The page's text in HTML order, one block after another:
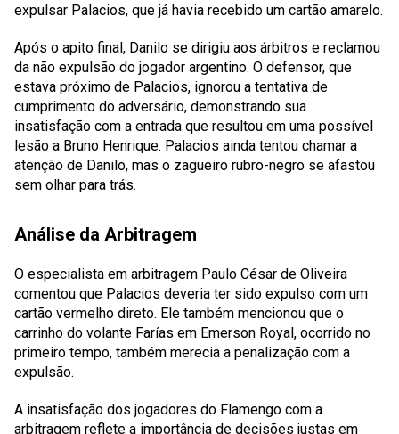
expulsar Palacios, que já havia recebido um cartão amarelo.
Após o apito final, Danilo se dirigiu aos árbitros e reclamou
da não expulsão do jogador argentino. O defensor, que
estava próximo de Palacios, ignorou a tentativa de
cumprimento do adversário, demonstrando sua
insatisfação com a entrada que resultou em uma possível
lesão a Bruno Henrique. Palacios ainda tentou chamar a
atenção de Danilo, mas o zagueiro rubro-negro se afastou
sem olhar para trás.
Análise da Arbitragem
O especialista em arbitragem Paulo César de Oliveira
comentou que Palacios deveria ter sido expulso com um
cartão vermelho direto. Ele também mencionou que o
carrinho do volante Farías em Emerson Royal, ocorrido no
primeiro tempo, também merecia a penalização com a
expulsão.
A insatisfação dos jogadores do Flamengo com a
arbitragem reflete a importância de decisões justas em